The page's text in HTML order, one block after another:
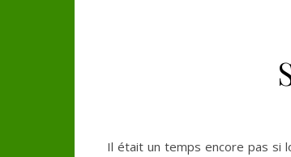
Il était un temps encore pas si